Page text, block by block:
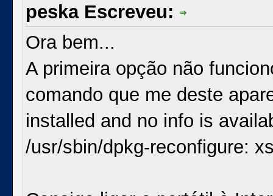
peska Escreveu:
Ora bem...
A primeira opção não
comando que me deste
installed and no info is
/usr/sbin/dpkg-reconfigure: